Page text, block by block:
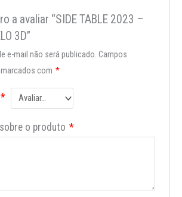
a avaliar “SIDE TABLE 2023 –
3D”
e-mail não será publicado. Campos
com *
*
o produto *